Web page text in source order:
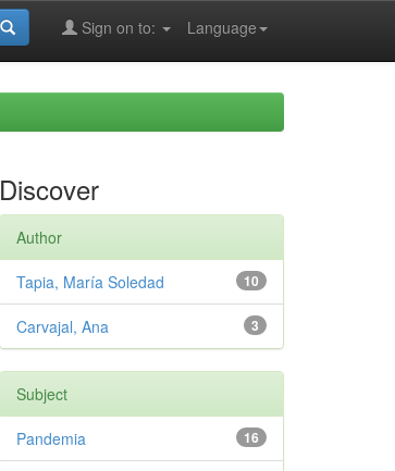
Language
Sign on to:
Discover
Author
10
Tapia, María Soledad
3
Carvajal, Ana
Subject
16
Pandemia